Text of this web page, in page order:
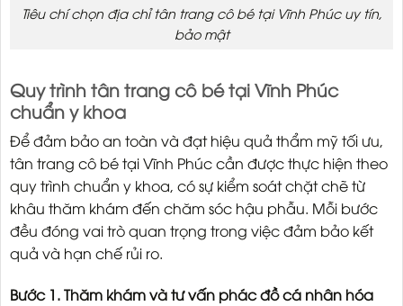
Tiêu chí chọn địa chỉ tân trang cô bé tại Vĩnh Phúc uy tín,
bảo mật
Quy trình tân trang cô bé tại Vĩnh Phúc
chuẩn y khoa
Để đảm bảo an toàn và đạt hiệu quả thẩm mỹ tối ưu,
tân trang cô bé tại Vĩnh Phúc cần được thực hiện theo
quy trình chuẩn y khoa, có sự kiểm soát chặt chẽ từ
khâu thăm khám đến chăm sóc hậu phẫu. Mỗi bước
đều đóng vai trò quan trọng trong việc đảm bảo kết
quả và hạn chế rủi ro.
Bước 1. Thăm khám và tư vấn phác đồ cá nhân hóa